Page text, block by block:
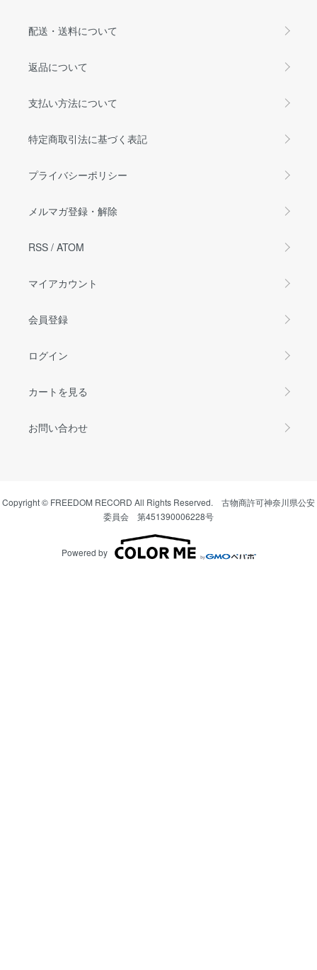
配送・送料について
返品について
支払い方法について
特定商取引法に基づく表記
プライバシーポリシー
メルマガ登録・解除
RSS / ATOM
マイアカウント
会員登録
ログイン
カートを見る
お問い合わせ
Copyright © FREEDOM RECORD All Rights Reserved. 古物商許可神奈川県公安
委員会 第451390006228号
Powered by